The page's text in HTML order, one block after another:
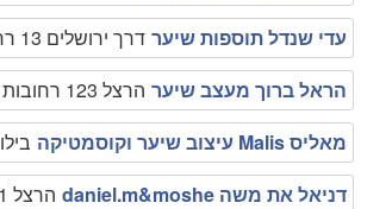
עדי שנדל תוספות שיער דרך ירושלים 13 רחובות , 0528248383
הראל ברוך מעצב שיער הרצל 123 רחובות , 0502899955
מאליס Malis עיצוב שיער וקוסמטיקה
בילו 19 רחובות , 089396911
דניאל את משה daniel.m&moshe
הרצל 201 רחובות , 089462222